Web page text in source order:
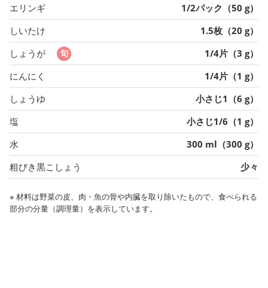
エリンギ
1/2パック（50 g）
しいたけ
1.5枚（20 g）
しょうが
1/4片（3 g）
にんにく
1/4片（1 g）
しょうゆ
小さじ1（6 g）
塩
小さじ1/6（1 g）
水
300 ml（300 g）
粗びき黒こしょう
少々
※ 材料は野菜の皮、肉・魚の骨や内臓を取り除いたもので、食べられる
部分の分量（調理量）を表示しています。